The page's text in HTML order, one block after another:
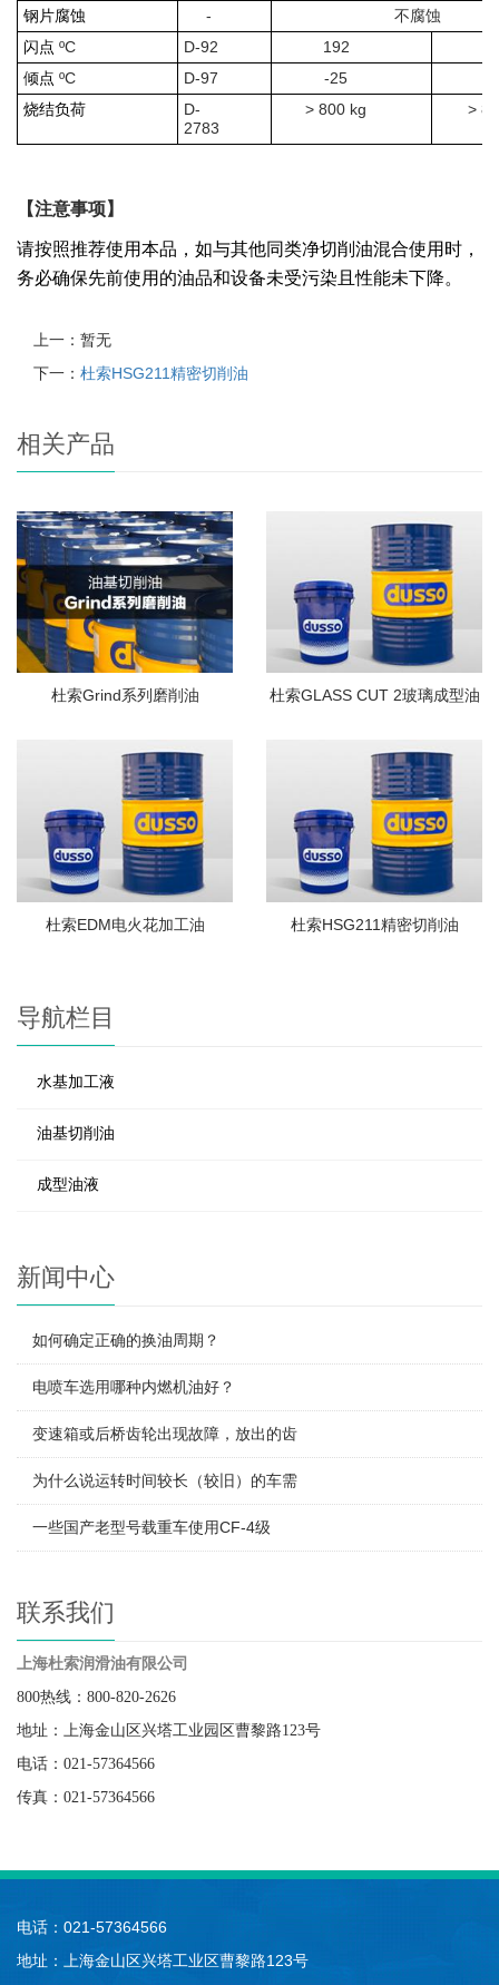
钢片腐蚀
-
不腐蚀
闪点 ºC D-92 192
倾点 ºC D-97 -25
烧结负荷
D-
2783
> 800 kg >
【注意事项】
请按照推荐使用本品，如与其他同类净切削油混合使用时，
务必确保先前使用的油品和设备未受污染且性能未下降。
上一：暂无
下一： 杜索HSG211精密切削油
相关产品
杜索Grind系列磨削油 杜索GLASS CUT 2玻璃成型油
杜索EDM电火花加工油 杜索HSG211精密切削油
导航栏目
水基加工液
油基切削油
成型油液
新闻中心
如何确定正确的换油周期？
电喷车选用哪种内燃机油好？
变速箱或后桥齿轮出现故障，放出的齿
为什么说运转时间较长（较旧）的车需
一些国产老型号载重车使用CF-4级
联系我们
上海杜索润滑油有限公司
800热线：800-820-2626
地址：上海金山区兴塔工业园区曹黎路123号
电话：021-57364566
传真：021-57364566
电话：021-57364566
地址：上海金山区兴塔工业区曹黎路123号